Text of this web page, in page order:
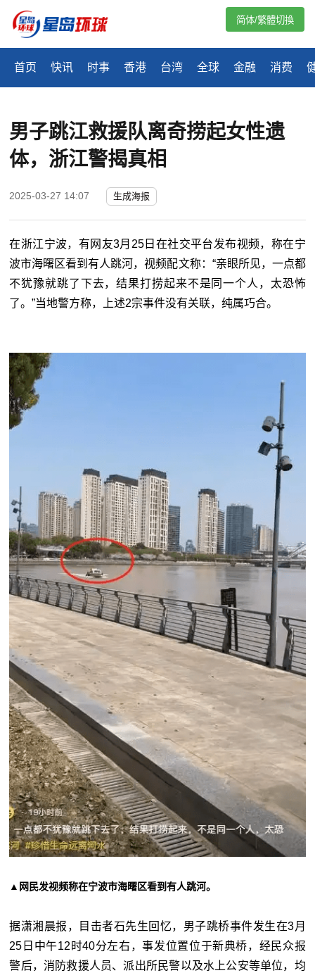
首页 快讯 时事 香港 台湾 全球 金融 消费
简体/繁體切換
男子跳江救援队离奇捞起女性遗
体，浙江警揭真相
2025-03-27 14:07 生成海报
在浙江宁波，有网友3月25日在社交平台发布视频，称在宁
波市海曙区看到有人跳河，视频配文称：“亲眼所见，一点都
不犹豫就跳了下去，结果打捞起来不是同一个人，太恐怖
了。”当地警方称，上述2宗事件没有关联，纯属巧合。
▲网民发视频称在宁波市海曙区看到有人跳河。
据潇湘晨报，目击者石先生回忆，男子跳桥事件发生在3月
25日中午12时40分左右，事发位置位于新典桥，经民众报
警后，消防救援人员、派出所民警以及水上公安等单位，均